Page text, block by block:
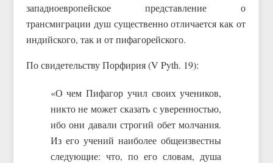
западноевропейское представление о
трансмиграции душ существенно отличается как от
индийского, так и от пифагорейского.
По свидетельству Порфирия (V Pyth. 19):
«О чем Пифагор учил своих учеников,
никто не может сказать с уверенностью,
ибо они давали строгий обет молчания.
Из его учений наиболее общеизвестны
следующие: что, по его словам, душа